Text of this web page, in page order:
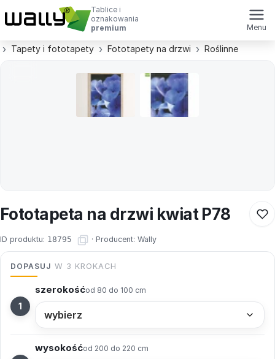
Tablice i
oznakowania
premium
Menu
Tapety i fototapety Fototapety na drzwi Roślinne
Fototapeta na drzwi kwiat P78
ID produktu: 18795 · Producent: Wally
DOPASUJ W 3 KROKACH
szerokośćod 80 do 100 cm
wysokośćod 200 do 220 cm